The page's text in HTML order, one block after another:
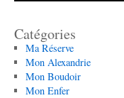
Catégories
Ma Réserve
Mon Alexandrie
Mon Boudoir
Mon Enfer